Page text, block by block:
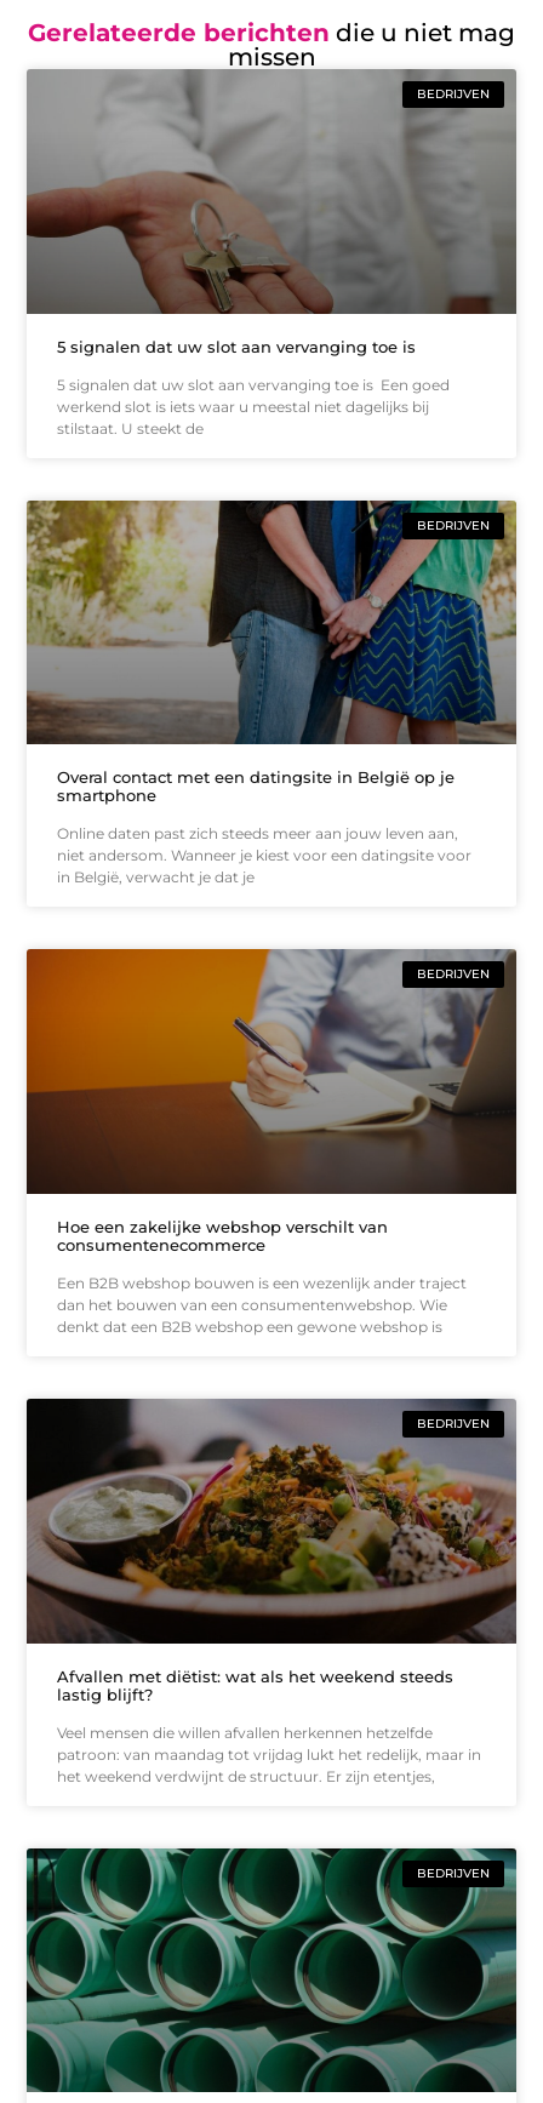
Gerelateerde berichten die u niet mag
missen
BEDRIJVEN
5 signalen dat uw slot aan vervanging toe is
5 signalen dat uw slot aan vervanging toe is Een goed
werkend slot is iets waar u meestal niet dagelijks bij
stilstaat. U steekt de
BEDRIJVEN
Overal contact met een datingsite in België op je
smartphone
Online daten past zich steeds meer aan jouw leven aan,
niet andersom. Wanneer je kiest voor een datingsite voor
in België, verwacht je dat je
BEDRIJVEN
Hoe een zakelijke webshop verschilt van
consumentenecommerce
Een B2B webshop bouwen is een wezenlijk ander traject
dan het bouwen van een consumentenwebshop. Wie
denkt dat een B2B webshop een gewone webshop is
BEDRIJVEN
Afvallen met diëtist: wat als het weekend steeds
lastig blijft?
Veel mensen die willen afvallen herkennen hetzelfde
patroon: van maandag tot vrijdag lukt het redelijk, maar in
het weekend verdwijnt de structuur. Er zijn etentjes,
BEDRIJVEN